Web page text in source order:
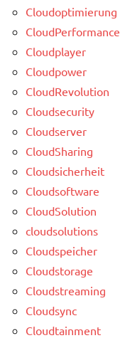
Cloudoptimierung
CloudPerformance
Cloudplayer
Cloudpower
CloudRevolution
Cloudsecurity
Cloudserver
CloudSharing
Cloudsicherheit
Cloudsoftware
CloudSolution
cloudsolutions
Cloudspeicher
Cloudstorage
Cloudstreaming
Cloudsync
Cloudtainment